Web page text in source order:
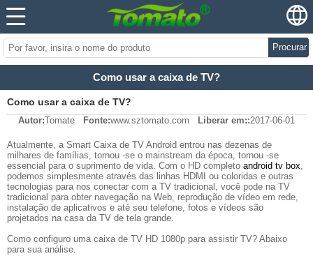
Procurar
Como usar a caixa de TV?
Como usar a caixa de TV?
Autor:Tomate Fonte:www.sztomato.com Liberar em::2017-06-01
Atualmente, a Smart Caixa de TV Android entrou nas dezenas de
milhares de famílias, tornou -se o mainstream da época, tornou -se
essencial para o suprimento de vida. Com o HD completo android tv box,
podemos simplesmente através das linhas HDMI ou coloridas e outras
tecnologias para nos conectar com a TV tradicional, você pode na TV
tradicional para obter navegação na Web, reprodução de vídeo em rede,
instalação de aplicativos e até seu telefone, fotos e vídeos são
projetados na casa da TV de tela grande.
Como configuro uma caixa de TV HD 1080p para assistir TV? Abaixo
para sua análise.